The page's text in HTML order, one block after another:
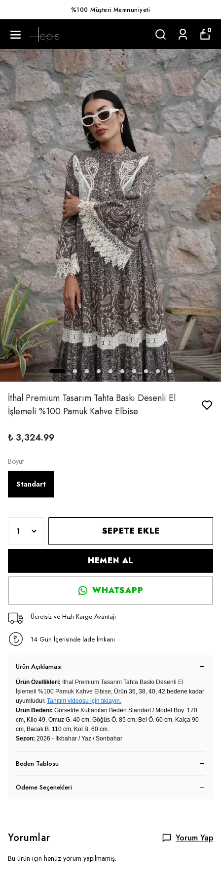
%100 Müşteri Memnuniyeti
0
İthal Premium Tasarım Tahta Baskı Desenli El
İşlemeli %100 Pamuk Kahve Elbise
₺ 3,324.99
Boyut
Standart
SEPETE EKLE
HEMEN AL
WHATSAPP
Ücretsiz ve Hızlı Kargo Avantajı
14 Gün İçerisinde İade İmkanı
Ürün Açıklaması
Ürün Özellikleri: İthal Premium Tasarım Tahta Baskı Desenli El
İşlemeli %100 Pamuk Kahve Elbise, Ürün 36, 38, 40, 42 bedene kadar
uyumludur. Tanıtım videosu için tıklayın.
Ürün Bedeni: Görselde Kullanılan Beden Standart / Model Boy: 170
cm, Kilo 49, Omuz G. 40 cm, Göğüs Ö. 85 cm, Bel Ö. 60 cm, Kalça 90
cm, Bacak B. 110 cm, Kol B. 60 cm.
Sezon: 2026 - İlkbahar / Yaz / Sonbahar
Beden Tablosu
Ödeme Seçenekleri
Yorumlar Yorum Yap
Bu ürün için henüz yorum yapılmamış.